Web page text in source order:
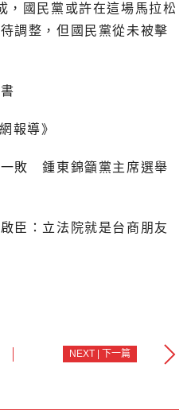
，國民黨或許在這場馬拉松
調整，但國民黨從未被擊
報導》
敗 鍾東錦籲黨主席選舉
臣：立法院就是台商朋友
NEXT | 下一篇